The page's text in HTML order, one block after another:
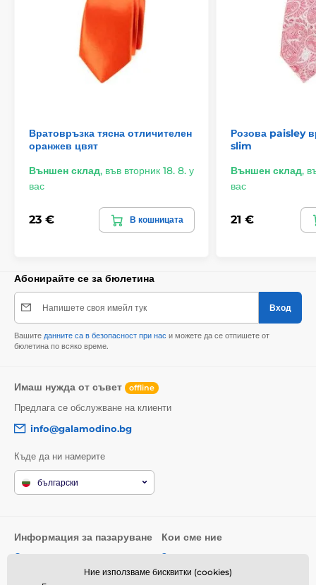
Вратовръзка тясна отличителен
оранжев цвят
Външен склад, във вторник 18. 8. у
вас
23 € В кошницата
Розова paisley
slim
Външен склад,
вас
21 €
Абонирайте се за бюлетина
Напишете своя имейл тук Вход
Вашите данните са в безопасност при нас и можете да се отпишете от
бюлетина по всяко време.
Имаш нужда от съвет offline
Предлага се обслужване на клиенти
info@galamodino.bg
Къде да ни намерите
български
Информация за пазаруване
Общи условия
Кои сме ние
За нас
Контактни данни
Ние използваме бисквитки (cookies)